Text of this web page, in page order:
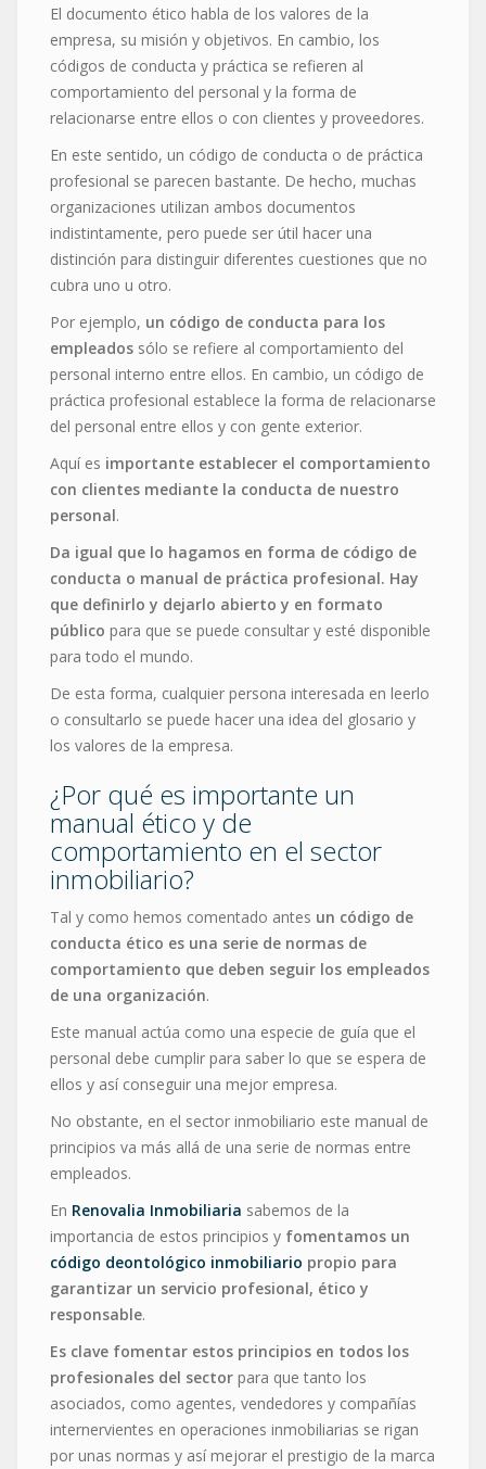
El documento ético habla de los valores de la
empresa, su misión y objetivos. En cambio, los
códigos de conducta y práctica se refieren al
comportamiento del personal y la forma de
relacionarse entre ellos o con clientes y proveedores.
En este sentido, un código de conducta o de práctica
profesional se parecen bastante. De hecho, muchas
organizaciones utilizan ambos documentos
indistintamente, pero puede ser útil hacer una
distinción para distinguir diferentes cuestiones que no
cubra uno u otro.
Por ejemplo, un código de conducta para los
empleados sólo se refiere al comportamiento del
personal interno entre ellos. En cambio, un código de
práctica profesional establece la forma de relacionarse
del personal entre ellos y con gente exterior.
Aquí es importante establecer el comportamiento
con clientes mediante la conducta de nuestro
personal.
Da igual que lo hagamos en forma de código de
conducta o manual de práctica profesional. Hay
que definirlo y dejarlo abierto y en formato
público para que se puede consultar y esté disponible
para todo el mundo.
De esta forma, cualquier persona interesada en leerlo
o consultarlo se puede hacer una idea del glosario y
los valores de la empresa.
¿Por qué es importante un
manual ético y de
comportamiento en el sector
inmobiliario?
Tal y como hemos comentado antes un código de
conducta ético es una serie de normas de
comportamiento que deben seguir los empleados
de una organización.
Este manual actúa como una especie de guía que el
personal debe cumplir para saber lo que se espera de
ellos y así conseguir una mejor empresa.
No obstante, en el sector inmobiliario este manual de
principios va más allá de una serie de normas entre
empleados.
En Renovalia Inmobiliaria sabemos de la
importancia de estos principios y fomentamos un
código deontológico inmobiliario propio para
garantizar un servicio profesional, ético y
responsable.
Es clave fomentar estos principios en todos los
profesionales del sector para que tanto los
asociados, como agentes, vendedores y compañías
internervientes en operaciones inmobiliarias se rigan
por unas normas y así mejorar el prestigio de la marca